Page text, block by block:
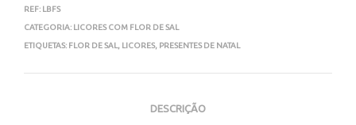
REF: LBFS
CATEGORIA: LICORES COM FLOR DE SAL
ETIQUETAS: FLOR DE SAL , LICORES, PRESENTES DE NATAL
DESCRIÇÃO